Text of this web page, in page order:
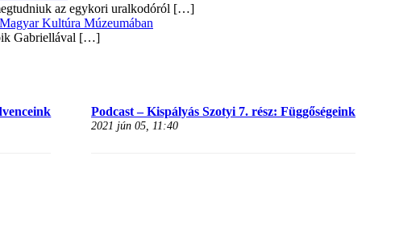
az egykori uralkodóról […]
Kultúra Múzeumában
Gabriellával […]
Podcast – Kispályás Szotyi 7. rész: Függőségeink
2021 jún 05, 11:40